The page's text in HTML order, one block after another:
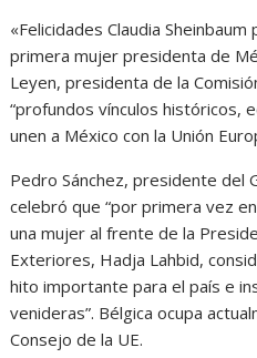
«Felicidades Claudia
primera mujer presidenta de
Leyen, presidenta de la
“profundos vínculos históricos,
unen a México con la Unión
Pedro Sánchez, presidente del
celebró que “por primera vez
una mujer al frente de la
Exteriores, Hadja Lahbid,
hito importante para el país e
venideras”. Bélgica ocupa
Consejo de la UE.